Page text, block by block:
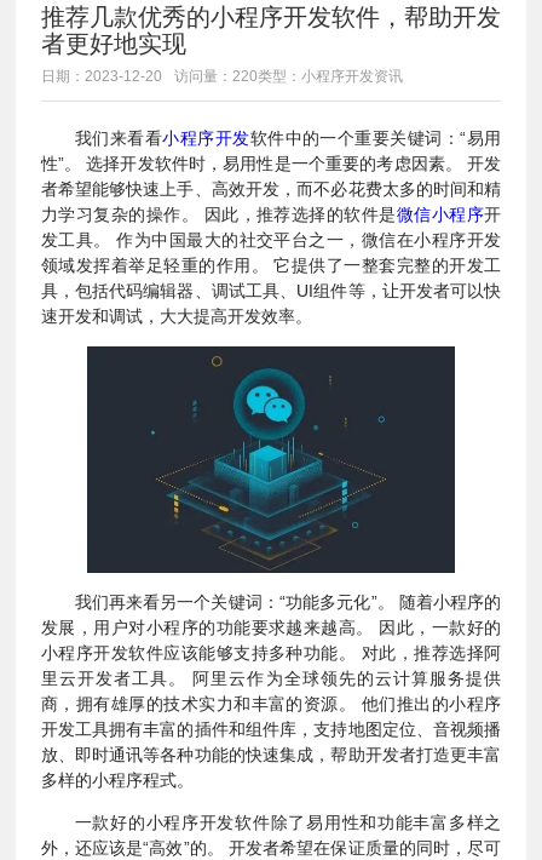
推荐几款优秀的小程序开发软件，帮助开发
者更好地实现
日期：2023-12-20 访问量：220类型：小程序开发资讯
我们来看看小程序开发软件中的一个重要关键词：“易用
性”。 选择开发软件时，易用性是一个重要的考虑因素。 开发
者希望能够快速上手、高效开发，而不必花费太多的时间和精
力学习复杂的操作。 因此，推荐选择的软件是微信小程序开
发工具。 作为中国最大的社交平台之一，微信在小程序开发
领域发挥着举足轻重的作用。 它提供了一整套完整的开发工
具，包括代码编辑器、调试工具、UI组件等，让开发者可以快
速开发和调试，大大提高开发效率。
我们再来看另一个关键词：“功能多元化”。 随着小程序的
发展，用户对小程序的功能要求越来越高。 因此，一款好的
小程序开发软件应该能够支持多种功能。 对此，推荐选择阿
里云开发者工具。 阿里云作为全球领先的云计算服务提供
商，拥有雄厚的技术实力和丰富的资源。 他们推出的小程序
开发工具拥有丰富的插件和组件库，支持地图定位、音视频播
放、即时通讯等各种功能的快速集成，帮助开发者打造更丰富
多样的小程序程式。
一款好的小程序开发软件除了易用性和功能丰富多样之
外，还应该是“高效”的。 开发者希望在保证质量的同时，尽可